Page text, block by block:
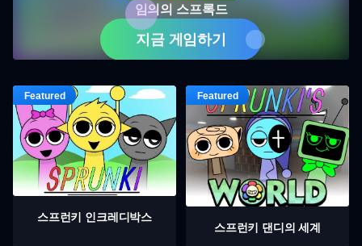
임의의 스프록드
지금 게임하기
스프런키 인크레디박스
스프런키 댄디의 세계